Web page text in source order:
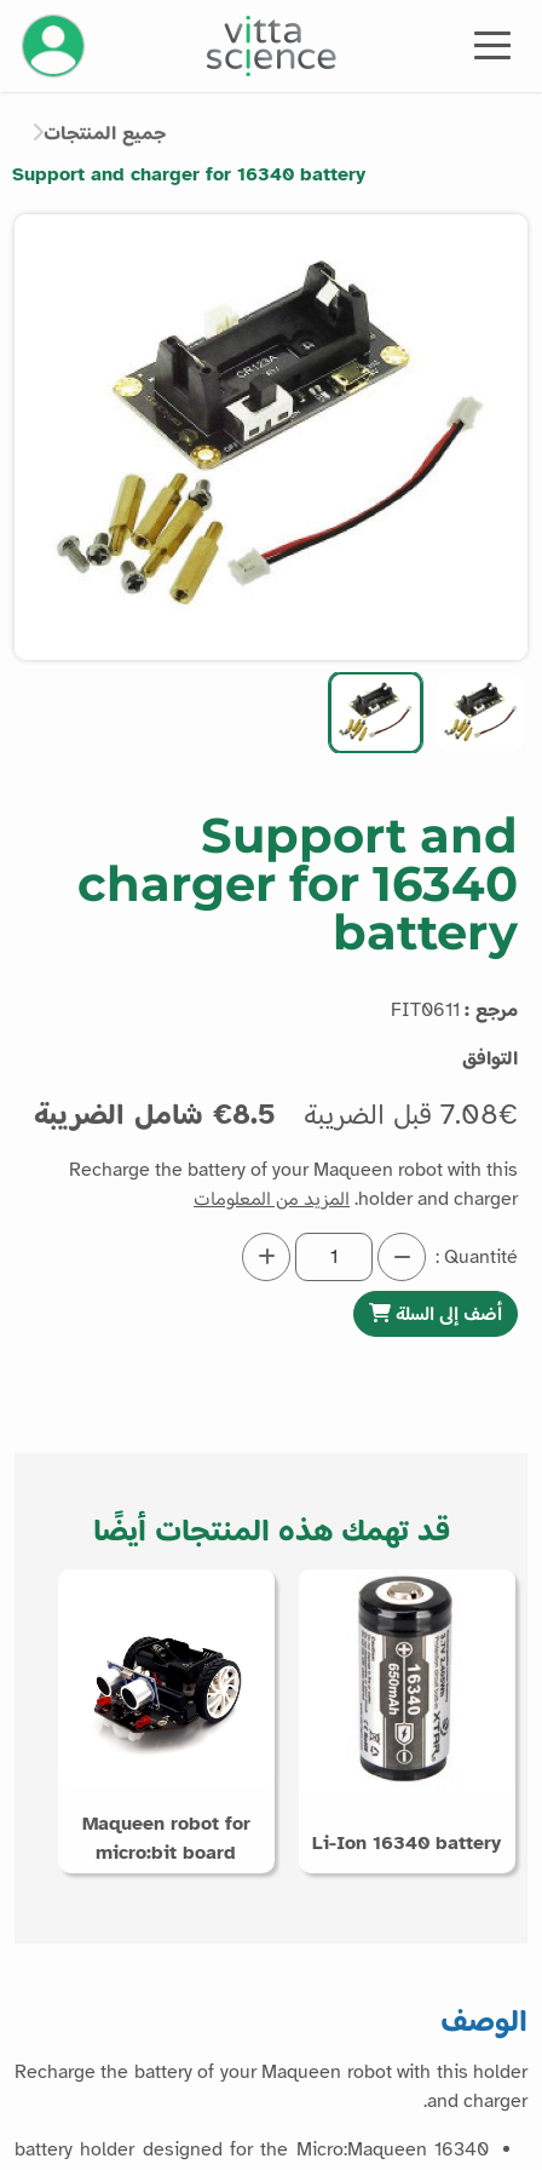
إدارة
جميع المنتجات
Support and charger for 16340 battery
Support and
charger for 16340
battery
مرجع :
التوافق
7.08€ قبل الضريبة 8.5€ شامل الضريبة
Recharge the battery of your Maqueen robot with this
holder and charger. المزيد من المعلومات
Quantité :
أضف إلى السلة
قد تهمك هذه المنتجات أيضًا
Li-Ion 16340 battery
Maqueen robot for
micro:bit board
الوصف
Recharge the battery of your Maqueen robot with this holder
and charger.
16340 battery holder designed for the Micro:Maqueen